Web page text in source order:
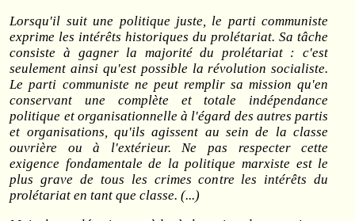
Lorsqu'il suit une politique juste, le parti communiste
exprime les intérêts historiques du prolétariat. Sa tâche
consiste à gagner la majorité du prolétariat : c'est
seulement ainsi qu'est possible la révolution socialiste.
Le parti communiste ne peut remplir sa mission qu'en
conservant une complète et totale indépendance
politique et organisationnelle à l'égard des autres partis
et organisations, qu'ils agissent au sein de la classe
ouvrière ou à l'extérieur. Ne pas respecter cette
exigence fondamentale de la politique marxiste est le
plus grave de tous les crimes contre les intérêts du
prolétariat en tant que classe. (...)